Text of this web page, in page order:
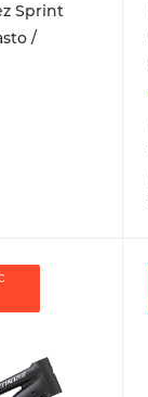
Sprint
/